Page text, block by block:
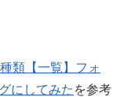
類【一覧】フォ
にしてみた を参考